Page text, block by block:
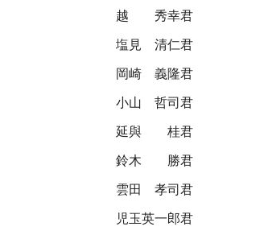
越 秀幸君
塩見 清仁君
岡崎 義隆君
小山 哲司君
延與 桂君
鈴木 勝君
雲田 孝司君
児玉英一郎君